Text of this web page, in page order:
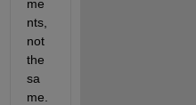
me
nts,
not
the
sa
me.